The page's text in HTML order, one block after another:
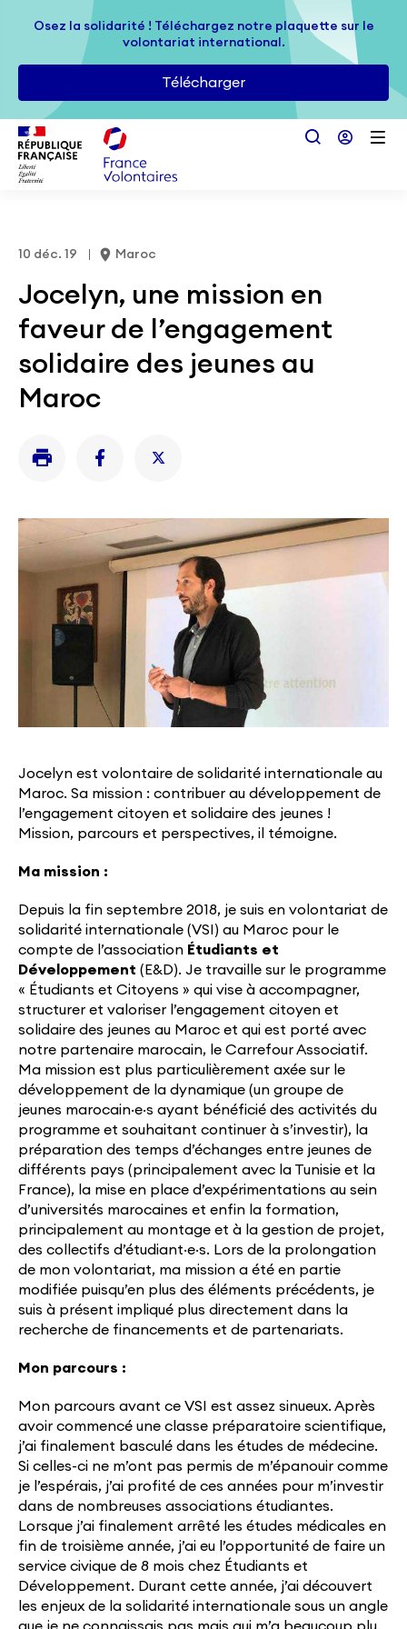
Passer au contenu principal
Osez la solidarité ! Téléchargez notre plaquette sur le
volontariat international.
Télécharger
Osez la solidarité ! Téléchargez notre plaquette sur le
volontariat international.
Télécharger
10 déc. 19 Maroc
Jocelyn, une mission en
faveur de l’engagement
solidaire des jeunes au
Maroc
Jocelyn est volontaire de solidarité internationale au
Maroc. Sa mission : contribuer au développement de
l’engagement citoyen et solidaire des jeunes !
Mission, parcours et perspectives, il témoigne.
Ma mission :
Depuis la fin septembre 2018, je suis en volontariat de
solidarité internationale (VSI) au Maroc pour le
compte de l’association Étudiants et
Développement (E&D). Je travaille sur le programme
« Étudiants et Citoyens » qui vise à accompagner,
structurer et valoriser l’engagement citoyen et
solidaire des jeunes au Maroc et qui est porté avec
notre partenaire marocain, le Carrefour Associatif.
Ma mission est plus particulièrement axée sur le
développement de la dynamique (un groupe de
jeunes marocain·e·s ayant bénéficié des activités du
programme et souhaitant continuer à s’investir), la
préparation des temps d’échanges entre jeunes de
différents pays (principalement avec la Tunisie et la
France), la mise en place d’expérimentations au sein
d’universités marocaines et enfin la formation,
principalement au montage et à la gestion de projet,
des collectifs d’étudiant·e·s. Lors de la prolongation
de mon volontariat, ma mission a été en partie
modifiée puisqu’en plus des éléments précédents, je
suis à présent impliqué plus directement dans la
recherche de financements et de partenariats.
Mon parcours :
Mon parcours avant ce VSI est assez sinueux. Après
avoir commencé une classe préparatoire scientifique,
j’ai finalement basculé dans les études de médecine.
Si celles-ci ne m’ont pas permis de m’épanouir comme
je l’espérais, j’ai profité de ces années pour m’investir
dans de nombreuses associations étudiantes.
Lorsque j’ai finalement arrêté les études médicales en
fin de troisième année, j’ai eu l’opportunité de faire un
service civique de 8 mois chez Étudiants et
Développement. Durant cette année, j’ai découvert
les enjeux de la solidarité internationale sous un angle
que je ne connaissais pas mais qui m’a beaucoup plu.